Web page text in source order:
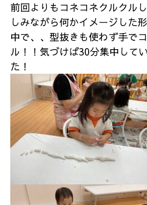
前回よりもコネコネクルクル
しみながら何かイメージした
中で、、型抜きも使わず手で
ル！！気づけば30分集中して
た！